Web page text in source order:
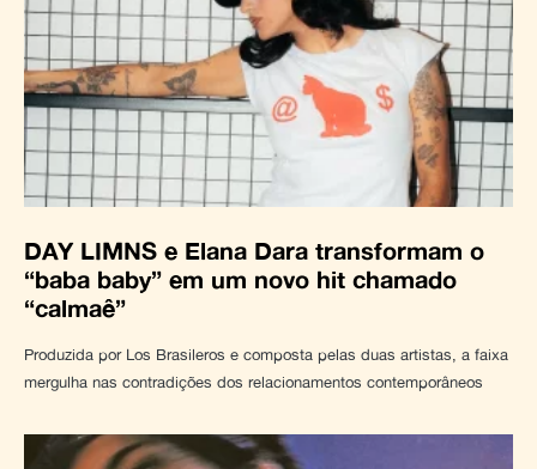
DAY LIMNS e Elana Dara transformam o
“baba baby” em um novo hit chamado
“calmaê”
Produzida por Los Brasileros e composta pelas duas artistas, a faixa
mergulha nas contradições dos relacionamentos contemporâneos